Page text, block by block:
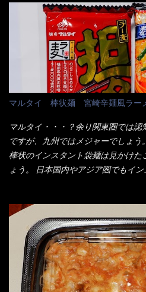
1280円と云った感じです。 で私は
たかって？ それは非常に言いづら
て、激安だったとだけ申し上げまし
ハイ、約15分ほど茹で上げた状態で
ので少し柔らかく・・・ 茹で上が
＜細い＞です。 どちらかと云えば
てこれを、どの様に食べるか？ 長
八王子ラーメン風月見つけうどん！
ラーメン丼に、冷水を軽く張って饂
汁つゆと長葱に山葵です。 これで
じゃないか～...
当している。 まずはこれを見て欲
お皿＞である。 直ぐに気づいたで
ゃないか！？ ハイ、山です。 これ
かつ屋のキャベツと比べたら、10人
メイン（主流は1,000超）＋定食セ
れ程では安い訳でも無いが、客足が
なメニューのなかで、リーズナブ
が＜カツカレー＞だ！ これです。
が・・・今も変わらないと思うけど
ウンター中からOH～と声が飛ぶ！
いしています。 皿のサイズは、直
ドカ盛のキャベツと御飯にカレーが
ンとした厚さのあるトンカツです
これを難なく完食出来なければ、漢
はないだろう。 この他も、兎に角
呼ばれるメニューは、トンカツが2
いから、2枚乗せにしたらしいけど
マルタイ 棒状麺 宮崎辛麺風ラー
マルタイ・・・？余り関東圏では
ですが、九州ではメジャーでしょ
棒状のインスタント袋麺は見かけた
ょう。 日本国内やアジア圏でもイ
イ棒状ラーメンを、OKストアで見
へ 坦々まぜそばと＜数量限定＞宮
なり私の胃袋をグサッと・・・・
デビューが決まりました。 か・ら
チャルメラや日清からも出されてい
ん！！ 酸っぱくしたら、酸辣湯麺